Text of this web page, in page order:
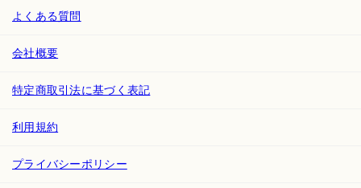
よくある質問
会社概要
特定商取引法に基づく表記
利用規約
プライバシーポリシー